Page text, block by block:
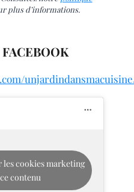
plus d’informations.
cookies marketing
contenu